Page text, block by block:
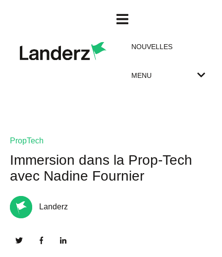
NOUVELLES
MENU
PropTech
Immersion dans la Prop-Tech
avec Nadine Fournier
Landerz